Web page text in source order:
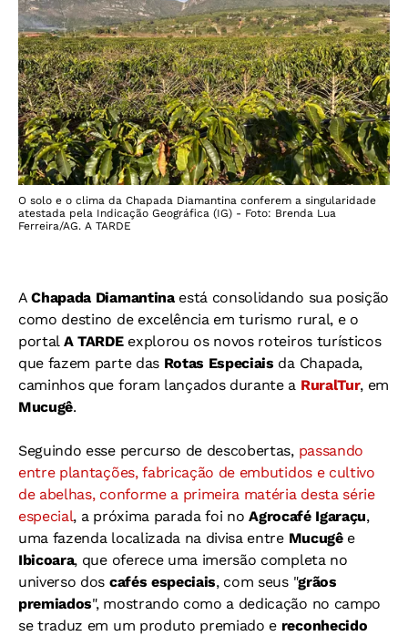
O solo e o clima da Chapada Diamantina conferem a singularidade
atestada pela Indicação Geográfica (IG) - Foto: Brenda Lua
Ferreira/AG. A TARDE
AChapada Diamantina está consolidando sua posição
como destino de excelência em turismo rural, e o
portal A TARDEexplorou os novos roteiros turísticos
que fazem parte das Rotas Especiais da Chapada,
caminhos que foram lançados durante a RuralTur, em
Mucugê.
Seguindo esse percurso de descobertas,passando
entre plantações, fabricação de embutidos e cultivo
de abelhas, conforme a primeira matéria desta série
especial, a próxima parada foi noAgrocafé Igaraçu,
uma fazenda localizada na divisa entre Mucugê e
Ibicoara, que oferece uma imersão completa no
universo dos cafés especiais, com seus "grãos
premiados", mostrando como a dedicação no campo
se traduz em um produto premiado e reconhecido